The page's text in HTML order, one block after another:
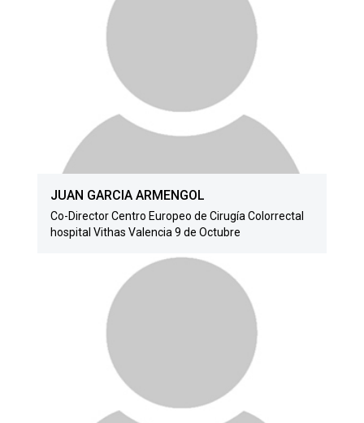
JUAN GARCIA ARMENGOL
Co-Director Centro Europeo de Cirugía Colorrectal
hospital Vithas Valencia 9 de Octubre